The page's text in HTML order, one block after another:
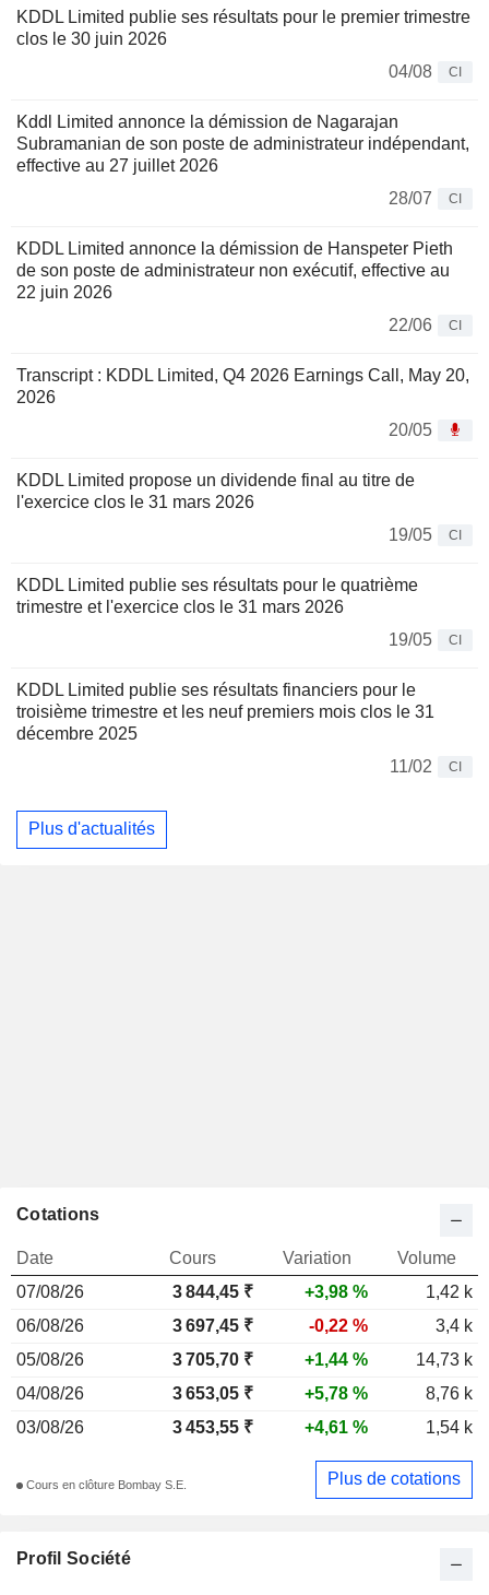
KDDL Limited publie ses résultats pour le premier trimestre
clos le 30 juin 2026
04/08
CI
Kddl Limited annonce la démission de Nagarajan
Subramanian de son poste de administrateur indépendant,
effective au 27 juillet 2026
28/07
CI
KDDL Limited annonce la démission de Hanspeter Pieth
de son poste de administrateur non exécutif, effective au
22 juin 2026
22/06
CI
Transcript : KDDL Limited, Q4 2026 Earnings Call, May 20,
2026
20/05
KDDL Limited propose un dividende final au titre de
l'exercice clos le 31 mars 2026
19/05
CI
KDDL Limited publie ses résultats pour le quatrième
trimestre et l'exercice clos le 31 mars 2026
19/05
CI
KDDL Limited publie ses résultats financiers pour le
troisième trimestre et les neuf premiers mois clos le 31
décembre 2025
11/02
CI
Plus d'actualités
Profil Société
Cotations
Date Cours Variation
Volume
07/08/26
3 844,45 ₹ +3,98 %
1,42 k
06/08/26
3 697,45 ₹ -0,22 %
3,4 k
05/08/26
3 705,70 ₹ +1,44 %
14,73 k
04/08/26
3 653,05 ₹ +5,78 %
8,76 k
03/08/26
3 453,55 ₹ +4,61 % 1,54 k
Cours en clôture Bombay S.E. Plus de cotations